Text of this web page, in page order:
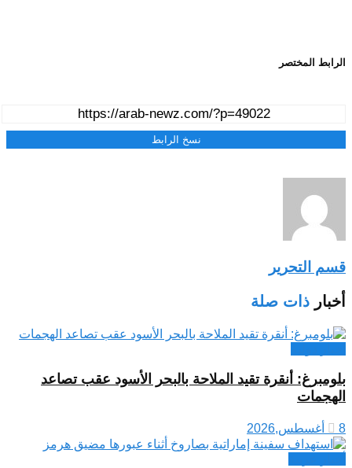
الرابط المختصر
نسخ الرابط
قسم التحرير
أخبار ذات صلة
بلومبرغ: أنقرة تقيد الملاحة بالبحر الأسود عقب تصاعد
الهجمات
8 أغسطس,2026